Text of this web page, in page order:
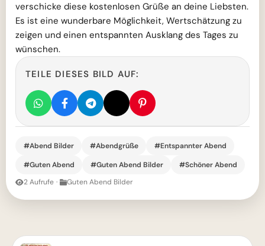
verschicke diese kostenlosen Grüße an deine Liebsten.
Es ist eine wunderbare Möglichkeit, Wertschätzung zu
zeigen und einen entspannten Ausklang des Tages zu
wünschen.
TEILE DIESES BILD AUF:
#Abend Bilder #Abendgrüße
#Entspannter Abend
#Guten Abend
#Guten Abend Bilder
#Schöner Abend
2 Aufrufe · Guten Abend Bilder